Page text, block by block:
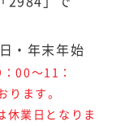
・年末年始
00～11：
ます。
休業日となりま